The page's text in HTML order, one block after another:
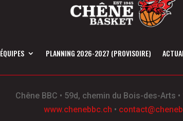
ÉQUIPES PLANNING 2026-2027 (PROVISOIRE)
Chêne BBC • 59d, chemin du Bois-des-Arts •
www.chenebbc.ch •